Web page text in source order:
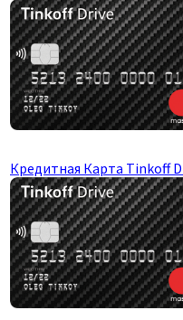
Кредитная Карта Tinkoff